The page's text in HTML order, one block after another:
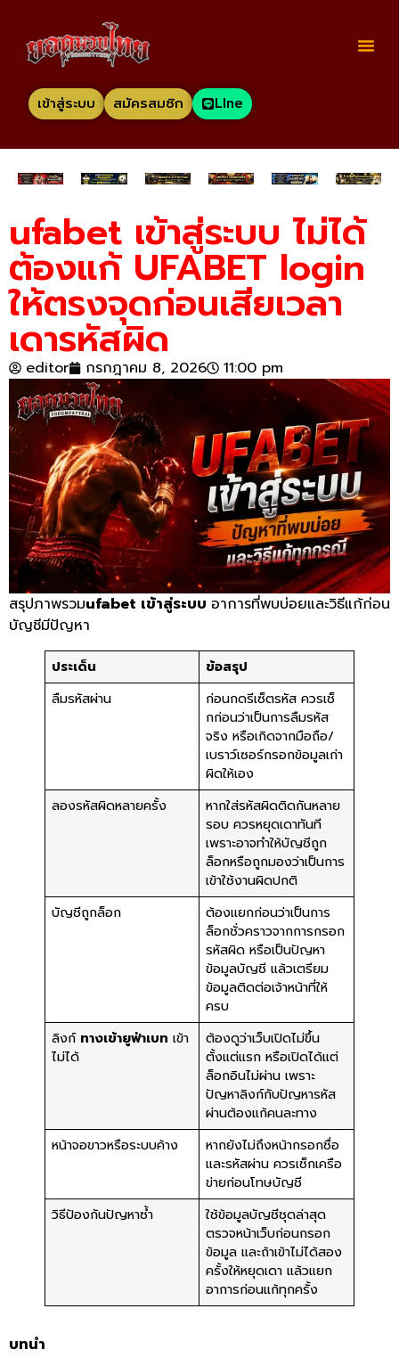
เข้าสู่ระบบ สมัครสมชิก LIne
ufabet เข้าสู่ระบบ ไม่ได้
ต้องแก้ UFABET login
ให้ตรงจุดก่อนเสียเวลา
เดารหัสผิด
editor กรกฎาคม 8, 2026 11:00 pm
สรุปภาพรวมufabet เข้าสู่ระบบ อาการที่พบบ่อยและวิธีแก้ก่อน
บัญชีมีปัญหา
ประเด็น
ข้อสรุป
ลืมรหัสผ่าน
ก่อนกดรีเซ็ตรหัส ควรเช็
กก่อนว่าเป็นการลืมรหัส
จริง หรือเกิดจากมือถือ/
เบราว์เซอร์กรอกข้อมูลเก่า
ผิดให้เอง
ลองรหัสผิดหลายครั้ง
หากใส่รหัสผิดติดกันหลาย
รอบ ควรหยุดเดาทันที
เพราะอาจทำให้บัญชีถูก
ล็อกหรือถูกมองว่าเป็นการ
เข้าใช้งานผิดปกติ
บัญชีถูกล็อก
ต้องแยกก่อนว่าเป็นการ
ล็อกชั่วคราวจากการกรอก
รหัสผิด หรือเป็นปัญหา
ข้อมูลบัญชี แล้วเตรียม
ข้อมูลติดต่อเจ้าหน้าที่ให้
ครบ
ลิงก์ ทางเข้ายูฟ่าเบท เข้า
ไม่ได้
ต้องดูว่าเว็บเปิดไม่ขึ้น
ตั้งแต่แรก หรือเปิดได้แต่
ล็อกอินไม่ผ่าน เพราะ
ปัญหาลิงก์กับปัญหารหัส
ผ่านต้องแก้คนละทาง
หน้าจอขาวหรือระบบค้าง
หากยังไม่ถึงหน้ากรอกชื่อ
และรหัสผ่าน ควรเช็กเครือ
ข่ายก่อนโทษบัญชี
วิธีป้องกันปัญหาซ้ำ
ใช้ข้อมูลบัญชีชุดล่าสุด
ตรวจหน้าเว็บก่อนกรอก
ข้อมูล และถ้าเข้าไม่ได้สอง
ครั้งให้หยุดเดา แล้วแยก
อาการก่อนแก้ทุกครั้ง
บทนำ